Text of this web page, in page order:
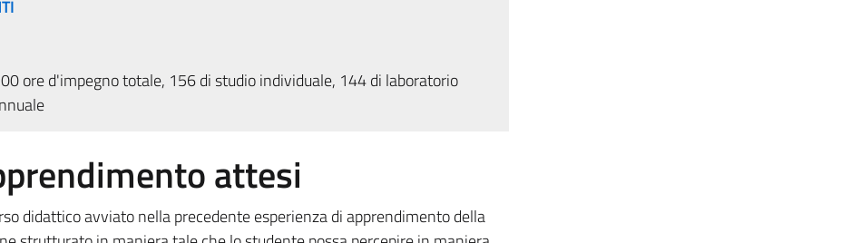
ore d'impegno totale, 156 di studio individuale, 144 di laboratorio
attesi
didattico avviato nella precedente esperienza di apprendimento della